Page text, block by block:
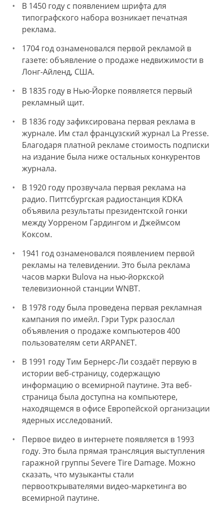
В 1450 году с появлением шрифта для
типографского набора возникает печатная
реклама.
1704 год ознаменовался первой рекламой в
газете: объявление о продаже недвижимости в
Лонг-Айленд, США.
В 1835 году в Нью-Йорке появляется первый
рекламный щит.
В 1836 году зафиксирована первая реклама в
журнале. Им стал французский журнал La Presse.
Благодаря платной рекламе стоимость подписки
на издание была ниже остальных конкурентов
журнала.
В 1920 году прозвучала первая реклама на
радио. Питтсбургская радиостанция KDKA
объявила результаты президентской гонки
между Уорреном Гардингом и Джеймсом
Коксом.
1941 год ознаменовался появлением первой
рекламы на телевидении. Это была реклама
часов марки Bulova на нью-йоркской
телевизионной станции WNBT.
В 1978 году была проведена первая рекламная
кампания по имейл. Гэри Турк разослал
объявления о продаже компьютеров 400
пользователям сети ARPANET.
В 1991 году Тим Бернерс-Ли создаёт первую в
истории веб-страницу, содержащую
информацию о всемирной паутине. Эта веб-
страница была доступна на компьютере,
находящемся в офисе Европейской организации
ядерных исследований.
Первое видео в интернете появляется в 1993
году. Это была прямая трансляция выступления
гаражной группы Severe Tire Damage. Можно
сказать, что музыканты стали
первооткрывателями видео-маркетинга во
всемирной паутине.